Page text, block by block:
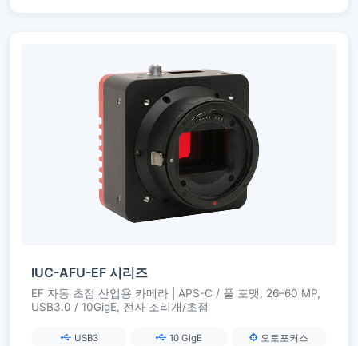
IUC-AFU-EF 시리즈
EF 자동 초점 산업용 카메라 | APS-C / 풀 포맷, 26–60 MP,
USB3.0 / 10GigE, 전자 조리개/초점
USB3 10 GigE 오토포커스